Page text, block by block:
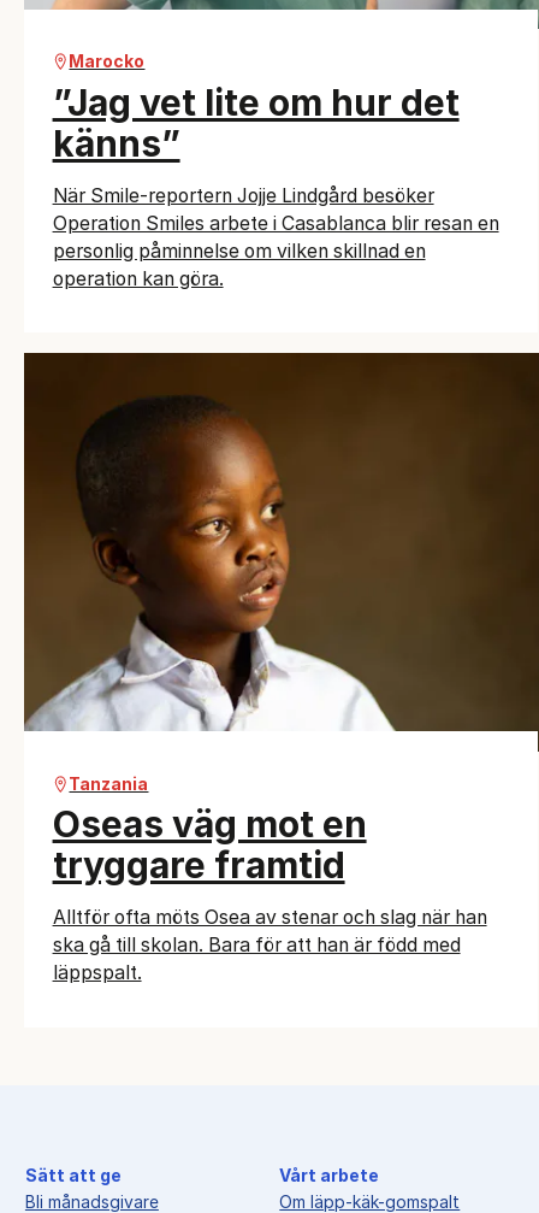
Marocko
”Jag vet lite om hur det
känns”
När Smile-reportern Jojje Lindgård besöker
Operation Smiles arbete i Casablanca blir resan en
personlig påminnelse om vilken skillnad en
operation kan göra.
Tanzania
Oseas väg mot en
tryggare framtid
Alltför ofta möts Osea av stenar och slag när han
ska gå till skolan. Bara för att han är född med
läppspalt.
Sätt att ge
Bli månadsgivare
Vårt arbete
Om läpp-käk-gomspalt